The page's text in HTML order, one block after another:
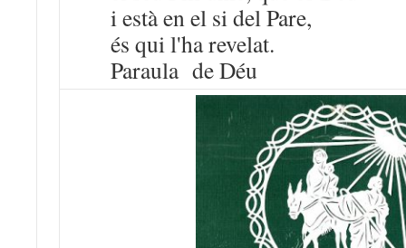
i està en el si del Pare,
és qui l'ha revelat.
Paraula de Déu